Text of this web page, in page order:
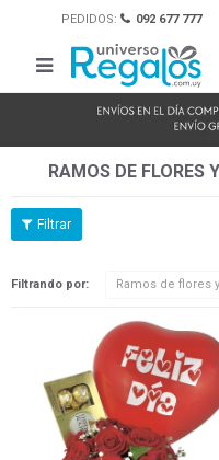
PEDIDOS: 092 677 777

RAMOS DE FLORES
Filtrando por: Ramos de flores